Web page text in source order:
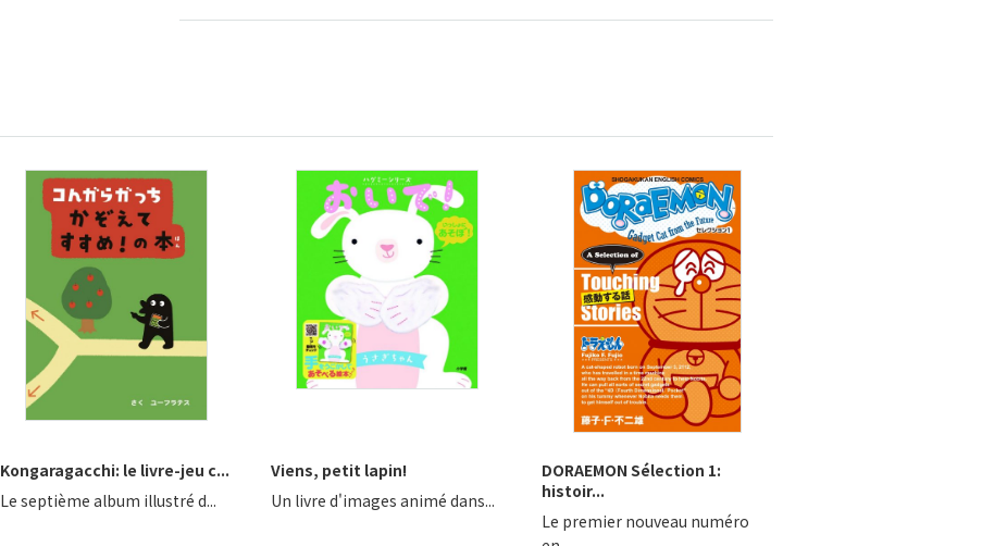
Kongaragacchi: le livre-jeu c...
Le septième album illustré d...
Viens, petit lapin!
Un livre d'images animé dans...
DORAEMON Sélection 1:
histoir...
Le premier nouveau numéro